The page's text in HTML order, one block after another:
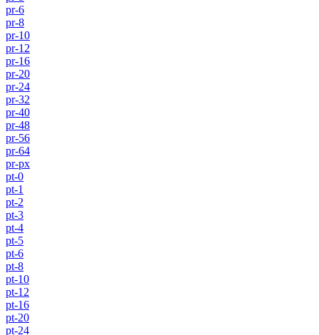
pr-6
pr-8
pr-10
pr-12
pr-16
pr-20
pr-24
pr-32
pr-40
pr-48
pr-56
pr-64
pr-px
pt-0
pt-1
pt-2
pt-3
pt-4
pt-5
pt-6
pt-8
pt-10
pt-12
pt-16
pt-20
pt-24